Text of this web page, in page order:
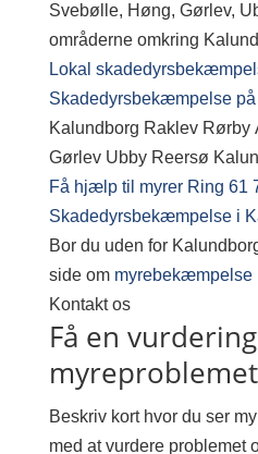
Svebølle, Høng, Gørlev,
områderne omkring
Lokal
Skadedyrsbekæmpelse
Kalundborg Raklev Rørby
Gørlev Ubby Reersø
Få hjælp til myrer Ring 61
Skadedyrsbekæmpelse i
Bor du uden for
side om
Kontakt os
Få en
myreproblemet
Beskriv kort hvor du ser
med at vurdere problemet